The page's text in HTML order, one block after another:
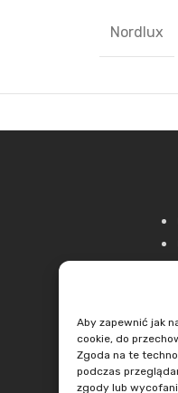
Aby zapewnić jak
cookie, do
Zgoda na te
podczas
zgody lub
Nordlux